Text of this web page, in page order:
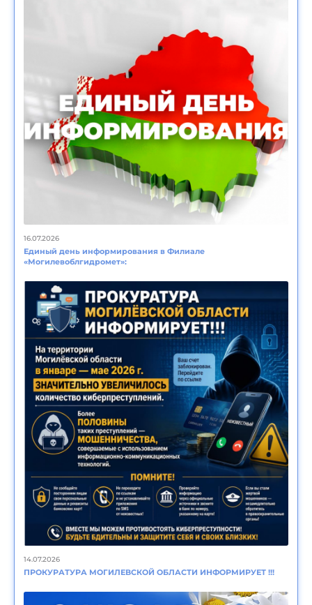
16.07.2026
Единый день информирования в Филиале
«Могилевоблгидромет»:
14.07.2026
ПРОКУРАТУРА МОГИЛЕВСКОЙ ОБЛАСТИ ИНФОРМИРУЕТ !!!